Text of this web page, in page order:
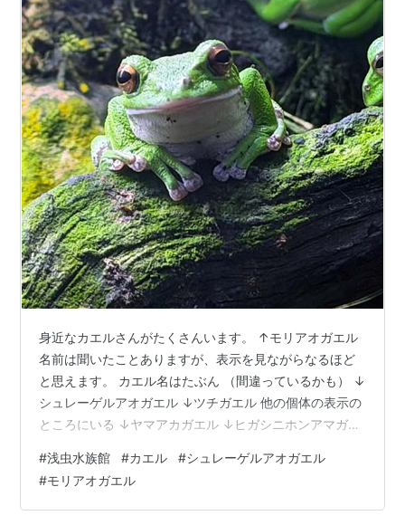
身近なカエルさんがたくさんいます。 ↑モリアオガエル
名前は聞いたことありますが、表示を見ながらなるほど
と思えます。 カエル名はたぶん （間違っているかも） ↓
シュレーゲルアオガエル ↓ツチガエル 他の個体の表示の
ところにいる ↓ヤマアカガエル ↓ヒガシニホンアマガエ
#浅虫水族館 #カエル #シュレーゲルアオガエル
#モリアオガエル